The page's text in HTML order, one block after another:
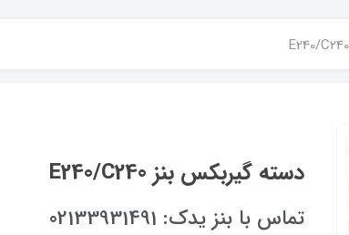
دسته گیربکس بنز E240/C240
تماس با بنز یدک: 02133931491